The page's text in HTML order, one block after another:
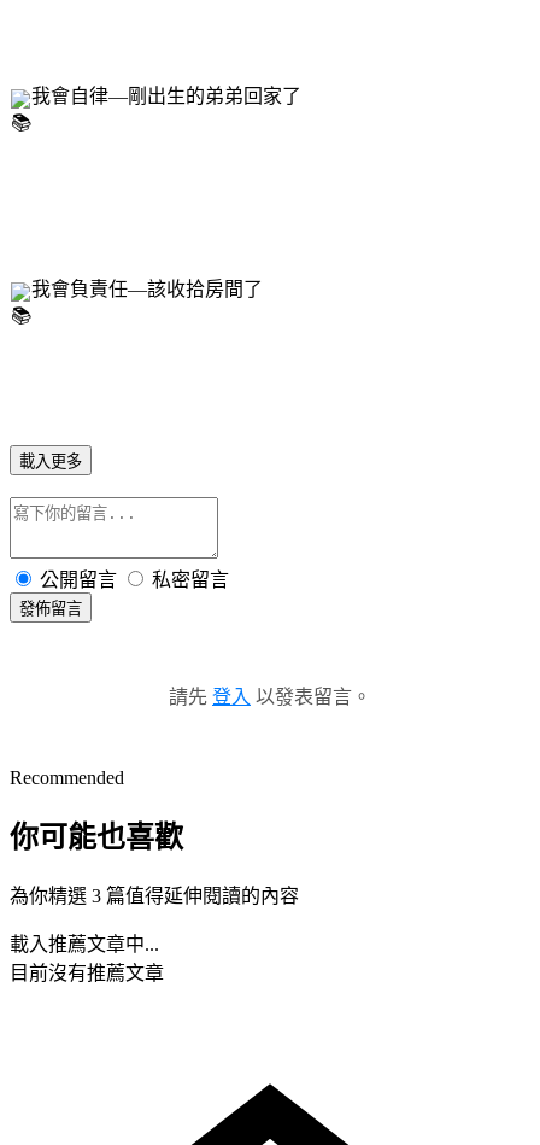
我會自律—剛出生的弟弟回家了
我會負責任—該收拾房間了
載入更多
公開留言 私密留言
發佈留言
請先 登入 以發表留言。
Recommended
你可能也喜歡
為你精選 3 篇值得延伸閱讀的內容
載入推薦文章中...
目前沒有推薦文章